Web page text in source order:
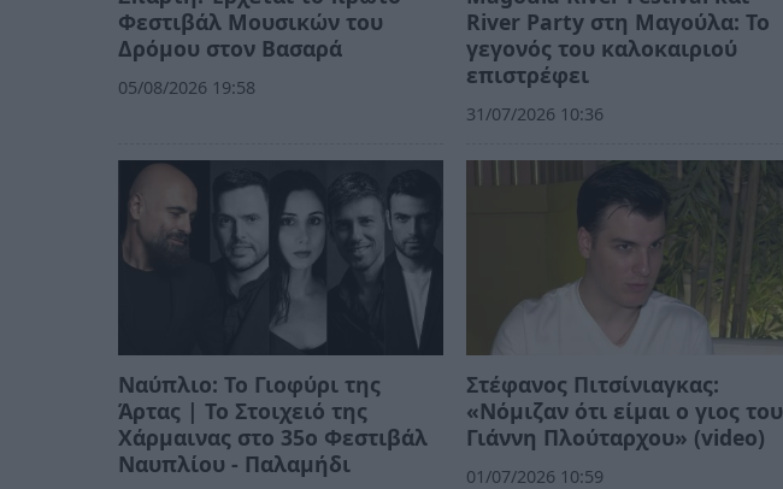
Φεστιβάλ Μουσικών του
Δρόμου στον Βασαρά
05/08/2026 19:58
River Party στη Μαγούλα: Το
γεγονός του καλοκαιριού
επιστρέφει
31/07/2026 10:36
Ναύπλιο: Το Γιοφύρι της
Άρτας | Το Στοιχειό της
Χάρμαινας στο 35ο Φεστιβάλ
Ναυπλίου - Παλαμήδι
Στέφανος Πιτσίνιαγκας:
«Νόμιζαν ότι είμαι ο γιος του
Γιάννη Πλούταρχου» (video)
01/07/2026 10:59